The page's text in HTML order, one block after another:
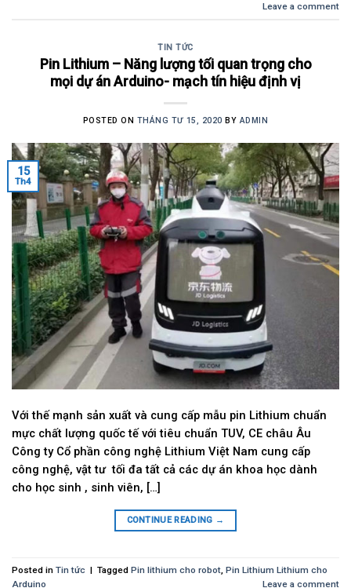
Leave a comment
TIN TỨC
Pin Lithium – Năng lượng tối quan trọng cho
mọi dự án Arduino- mạch tín hiệu định vị
POSTED ON THÁNG TƯ 15, 2020 BY ADMIN
15
Th4
Với thế mạnh sản xuất và cung cấp mẫu pin Lithium chuẩn
mực chất lượng quốc tế với tiêu chuẩn TUV, CE châu Âu
Công ty Cổ phần công nghệ Lithium Việt Nam cung cấp
công nghệ, vật tư tối đa tất cả các dự án khoa học dành
cho học sinh , sinh viên, […]
CONTINUE READING →
Posted in Tin tức | Tagged Pin lithium cho robot, Pin Lithium Lithium cho
Arduino
Leave a comment